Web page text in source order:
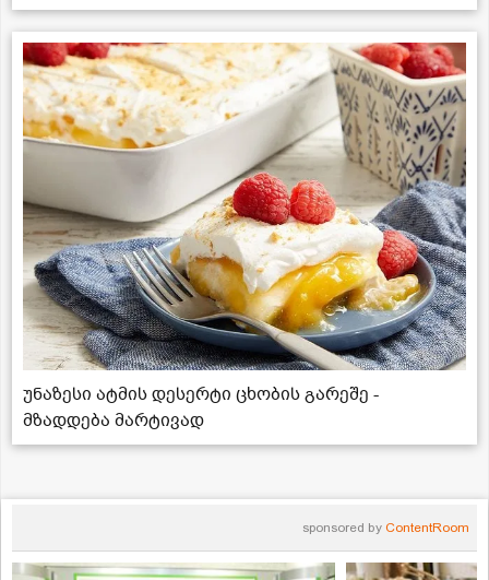
უნაზესი ატმის დესერტი ცხობის გარეშე -
მზადდება მარტივად
sponsored by ContentRoom